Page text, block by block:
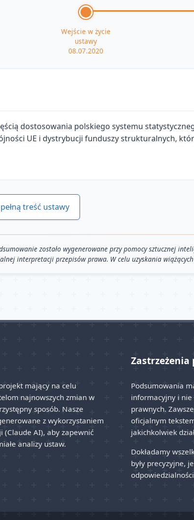
Wejście w życie
ustawy
08.07.2020
dostosowania polskiego systemu
UE i dystrybucji funduszy strukturalnych,
treść ustawy
zostało wygenerowane przy pomocy sztucznej
interpretacji przepisów prawa. W celu uzyskania
mający na celu
najnowszych zmian w
sposób. Nasze
z wykorzystaniem
(Claude AI), aby zapewnić
analizy ustaw.
Zastrzeżenia
Podsumowania
informacyjny i nie
prawnych.
oficjalnym
jakichkolwiek
Dokładamy
były precyzyjne,